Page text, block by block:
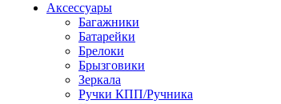
Аксессуары
Багажники
Батарейки
Брелоки
Брызговики
Зеркала
Ручки КПП/Ручника